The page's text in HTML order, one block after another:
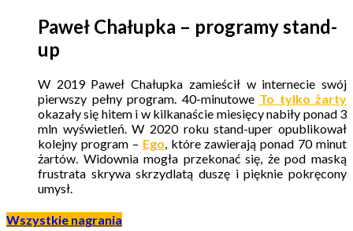
Paweł Chałupka – programy stand-
up
W 2019 Paweł Chałupka zamieścił w internecie swój
pierwszy pełny program. 40-minutowe To tylko żarty
okazały się hitem i w kilkanaście miesięcy nabiły ponad 3
mln wyświetleń. W 2020 rokustand-uper opublikował
kolejny program – Ego , które zawierają ponad 70 minut
żartów. Widownia mogła przekonać się, że pod maską
frustrata skrywa skrzydlatą duszę i pięknie pokręcony
umysł.
Wszystkie nagrania